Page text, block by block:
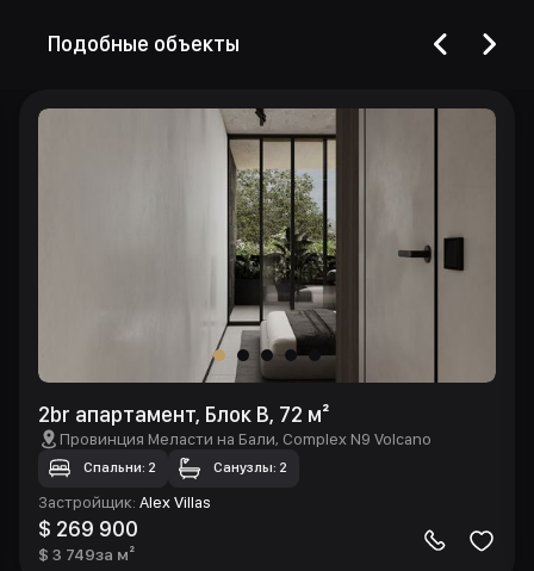
Подобные объекты
2br апартамент, Блок B, 72 м²
Провинция Меласти на Бали, Complex N9 Volcano
Спальни: 2 Санузлы: 2
Застройщик: Alex Villas
$ 269 900
$ 3 749за м²